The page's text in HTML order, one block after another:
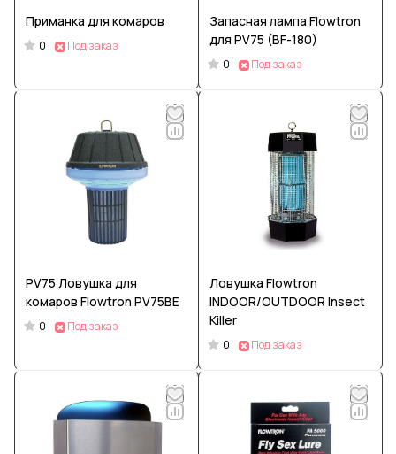
Приманка для комаров
0 Под заказ
Запасная лампа Flowtron
для PV75 (BF-180)
0 Под заказ
PV75 Ловушка для
комаров Flowtron PV75BE
0 Под заказ
Ловушка Flowtron
INDOOR/OUTDOOR Insect
Killer
0 Под заказ